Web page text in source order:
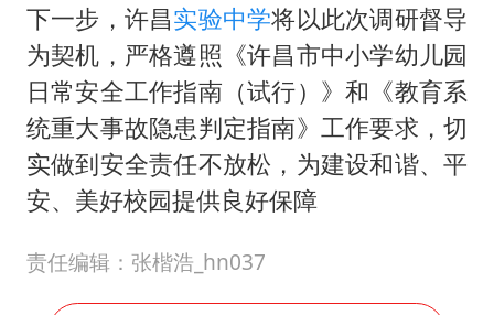
下一步，许昌实验中学将以此次调研督导
为契机，严格遵照《许昌市中小学幼儿园
日常安全工作指南（试行）》和《教育系
统重大事故隐患判定指南》工作要求，切
实做到安全责任不放松，为建设和谐、平
安、美好校园提供良好保障
责任编辑：张楷浩_hn037